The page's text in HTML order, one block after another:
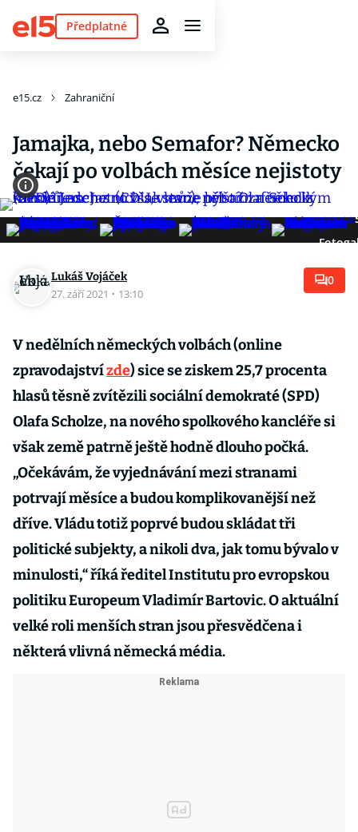
Předplatné
e15.cz Zahraniční
Jamajka, nebo Semafor? Německo
čekají po volbách měsíce nejistoty
Lukáš Vojáček
27. září 2021 · 13:10
0
V nedělních německých volbách (online
zpravodajstvízde) sice se ziskem 25,7 procenta
hlasů těsně zvítězili sociální demokraté (SPD)
Olafa Scholze, na nového spolkového kancléře si
však země patrně ještě hodně dlouho počká.
„Očekávám, že vyjednávání mezi stranami
potrvají měsíce a budou komplikovanější než
dříve. Vládu totiž poprvé budou skládat tři
politické subjekty, a nikoli dva, jak tomu bývalo v
minulosti,“ říká ředitel Institutu pro evropskou
politiku Europeum Vladimír Bartovic. O aktuální
velké roli menších stran jsou přesvědčena i
některá vlivná německá média.